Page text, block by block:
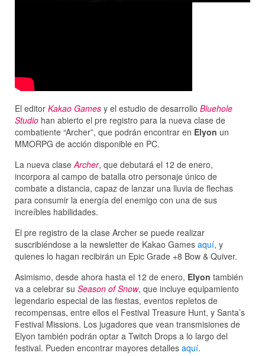
El editor Kakao Games y el estudio de desarrollo Bluehole
Studio han abierto el pre registro para la nueva clase de
combatiente “Archer”, que podrán encontrar en Elyon un
MMORPG de acción disponible en PC.
La nueva claseArcher, que debutará el 12 de enero,
incorpora al campo de batalla otro personaje único de
combate a distancia, capaz de lanzar una lluvia de flechas
para consumir la energía del enemigo con una de sus
increíbles habilidades.
El pre registro de la clase Archer se puede realizar
suscribiéndose a la newsletter de Kakao Games aquí, y
quienes lo hagan recibirán un Epic Grade +8 Bow & Quiver.
Asimismo, desde ahora hasta el 12 de enero, Elyon también
va a celebrar su Season of Snow, que incluye equipamiento
legendario especial de las fiestas, eventos repletos de
recompensas, entre ellos el Festival Treasure Hunt, y Santa’s
Festival Missions. Los jugadores que vean transmisiones de
Elyon también podrán optar a Twitch Drops a lo largo del
festival. Pueden encontrar mayores detalles aquí.